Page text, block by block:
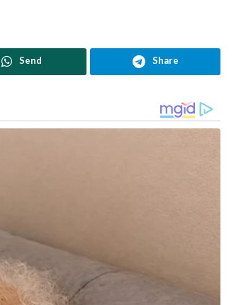
Send Share